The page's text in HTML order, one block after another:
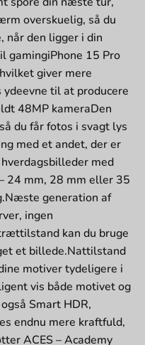
overskuelig, så du
når den ligger i din
gamingiPhone 15 Pro
giver mere
ydeevne til at producere
48MP kameraDen
du får fotos i svagt lys
med et andet, der er
med
24 mm, 28 mm eller 35
generation af
ingen
kan du bruge
et billede.Nattilstand
motiver tydeligere i
vis både motivet og
Smart HDR,
endnu mere kraftfuld,
ACES – Academy